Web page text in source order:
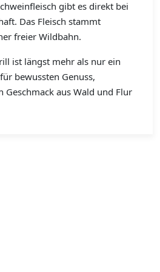
gibt es direkt bei
Das Fleisch stammt
freier Wildbahn.
ist längst mehr als nur ein
bewussten Genuss,
Geschmack aus Wald und Flur